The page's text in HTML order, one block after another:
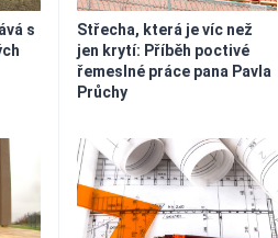
s
Střecha, která je víc než
jen krytí: Příběh poctivé
řemeslné práce pana Pavla
Průchy